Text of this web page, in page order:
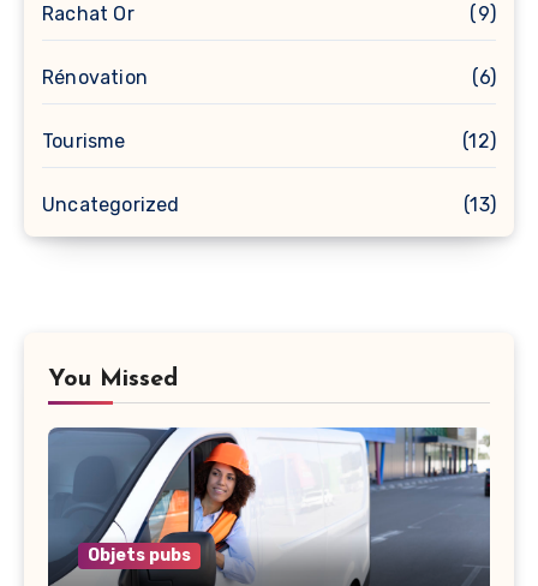
Rachat Or (9)
Rénovation (6)
Tourisme (12)
Uncategorized (13)
You Missed
Objets pubs